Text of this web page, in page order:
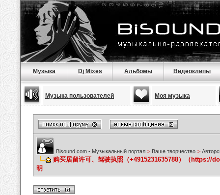
Музыка Dj Mixes Альбомы Видеоклипы
Музыка пользователей Моя музыка
Bisound.com - Музыкальный портал > Ваше творчество >
购买居留许可、驾驶执照（+4915231635788）（https://
明